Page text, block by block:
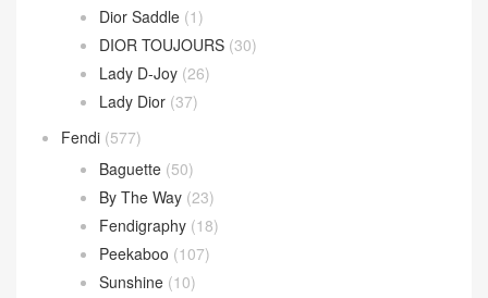
Chanel(669)
Dior
(508)
30 Montaigne(9)
Dior Bobby(4)
Dior Book Tote
Dior Caro (15)
Dior Groove
(1)
Dior Saddle
(1)
DIOR TOUJOURS
Lady D-Joy(26)